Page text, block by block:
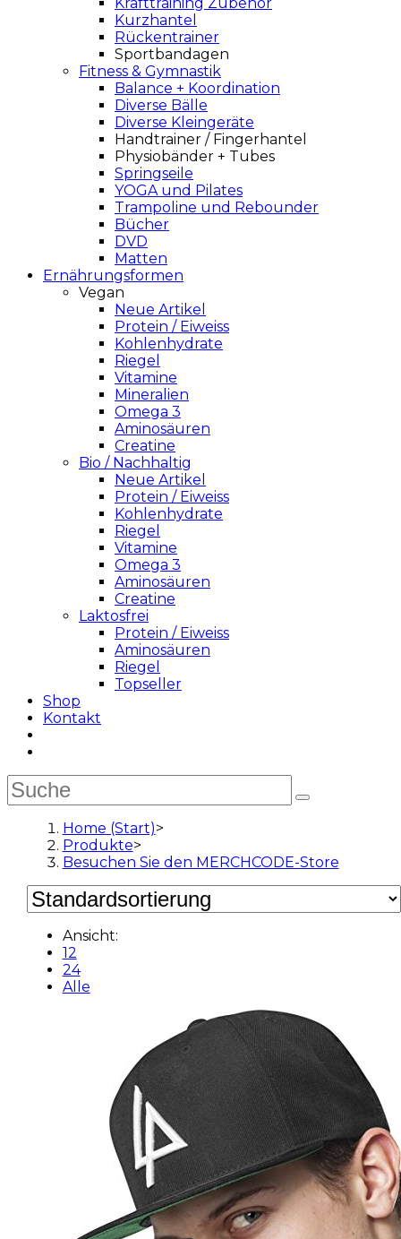
Kurzhantel
Rückentrainer
Sportbandagen
Fitness & Gymnastik
Balance + Koordination
Diverse Bälle
Diverse Kleingeräte
Handtrainer / Fingerhantel
Physiobänder + Tubes
Springseile
YOGA und Pilates
Trampoline und Rebounder
Bücher
DVD
Matten
Ernährungsformen
Vegan
Neue Artikel
Protein / Eiweiss
Kohlenhydrate
Riegel
Vitamine
Mineralien
Omega 3
Aminosäuren
Creatine
Bio / Nachhaltig
Neue Artikel
Protein / Eiweiss
Kohlenhydrate
Riegel
Vitamine
Omega 3
Aminosäuren
Creatine
Laktosfrei
Protein / Eiweiss
Aminosäuren
Riegel
Topseller
Shop
Kontakt
Home (Start)>
Produkte>
Besuchen Sie den MERCHCODE-Store
Ansicht:
12
24
Alle